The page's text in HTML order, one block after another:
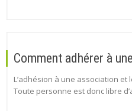
Comment adhérer à
L’adhésion à une association et
Toute personne est donc libre